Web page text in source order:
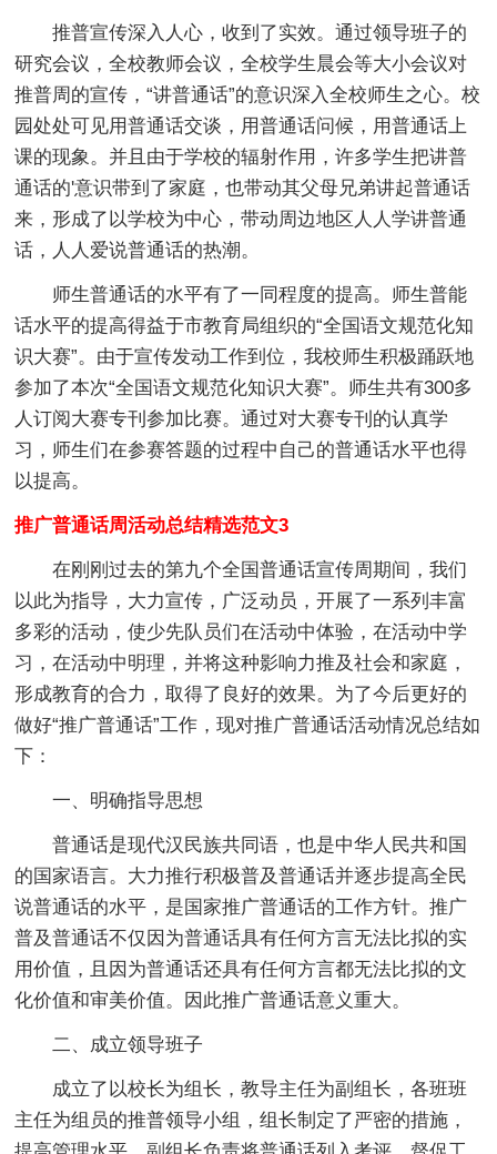
推普宣传深入人心，收到了实效。通过领导班子的
研究会议，全校教师会议，全校学生晨会等大小会议对
推普周的宣传，“讲普通话”的意识深入全校师生之心。校
园处处可见用普通话交谈，用普通话问候，用普通话上
课的现象。并且由于学校的辐射作用，许多学生把讲普
通话的'意识带到了家庭，也带动其父母兄弟讲起普通话
来，形成了以学校为中心，带动周边地区人人学讲普通
话，人人爱说普通话的热潮。
师生普通话的水平有了一同程度的提高。师生普能
话水平的提高得益于市教育局组织的“全国语文规范化知
识大赛”。由于宣传发动工作到位，我校师生积极踊跃地
参加了本次“全国语文规范化知识大赛”。师生共有300多
人订阅大赛专刊参加比赛。通过对大赛专刊的认真学
习，师生们在参赛答题的过程中自己的普通话水平也得
以提高。
推广普通话周活动总结精选范文3
在刚刚过去的第九个全国普通话宣传周期间，我们
以此为指导，大力宣传，广泛动员，开展了一系列丰富
多彩的活动，使少先队员们在活动中体验，在活动中学
习，在活动中明理，并将这种影响力推及社会和家庭，
形成教育的合力，取得了良好的效果。为了今后更好的
做好“推广普通话”工作，现对推广普通话活动情况总结如
下：
一、明确指导思想
普通话是现代汉民族共同语，也是中华人民共和国
的国家语言。大力推行积极普及普通话并逐步提高全民
说普通话的水平，是国家推广普通话的工作方针。推广
普及普通话不仅因为普通话具有任何方言无法比拟的实
用价值，且因为普通话还具有任何方言都无法比拟的文
化价值和审美价值。因此推广普通话意义重大。
二、成立领导班子
成立了以校长为组长，教导主任为副组长，各班班
主任为组员的推普领导小组，组长制定了严密的措施，